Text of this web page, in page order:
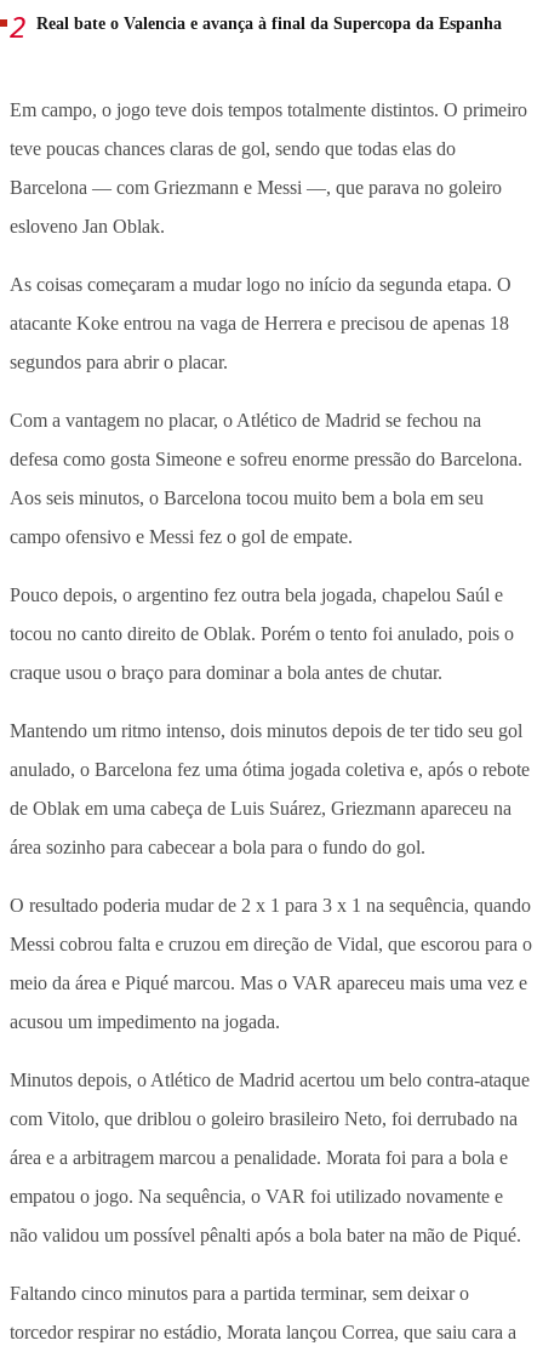
Real bate o Valencia e avança à final da Supercopa da Espanha
Em campo, o jogo teve dois tempos totalmente distintos. O primeiro
teve poucas chances claras de gol, sendo que todas elas do
Barcelona — com Griezmann e Messi —, que parava no goleiro
esloveno Jan Oblak.
As coisas começaram a mudar logo no início da segunda etapa. O
atacante Koke entrou na vaga de Herrera e precisou de apenas 18
segundos para abrir o placar.
Com a vantagem no placar, o Atlético de Madrid se fechou na
defesa como gosta Simeone e sofreu enorme pressão do Barcelona.
Aos seis minutos, o Barcelona tocou muito bem a bola em seu
campo ofensivo e Messi fez o gol de empate.
Pouco depois, o argentino fez outra bela jogada, chapelou Saúl e
tocou no canto direito de Oblak. Porém o tento foi anulado, pois o
craque usou o braço para dominar a bola antes de chutar.
Mantendo um ritmo intenso, dois minutos depois de ter tido seu gol
anulado, o Barcelona fez uma ótima jogada coletiva e, após o rebote
de Oblak em uma cabeça de Luis Suárez, Griezmann apareceu na
área sozinho para cabecear a bola para o fundo do gol.
O resultado poderia mudar de 2 x 1 para 3 x 1 na sequência, quando
Messi cobrou falta e cruzou em direção de Vidal, que escorou para o
meio da área e Piqué marcou. Mas o VAR apareceu mais uma vez e
acusou um impedimento na jogada.
Minutos depois, o Atlético de Madrid acertou um belo contra-ataque
com Vitolo, que driblou o goleiro brasileiro Neto, foi derrubado na
área e a arbitragem marcou a penalidade. Morata foi para a bola e
empatou o jogo. Na sequência, o VAR foi utilizado novamente e
não validou um possível pênalti após a bola bater na mão de Piqué.
Faltando cinco minutos para a partida terminar, sem deixar o
torcedor respirar no estádio, Morata lançou Correa, que saiu cara a